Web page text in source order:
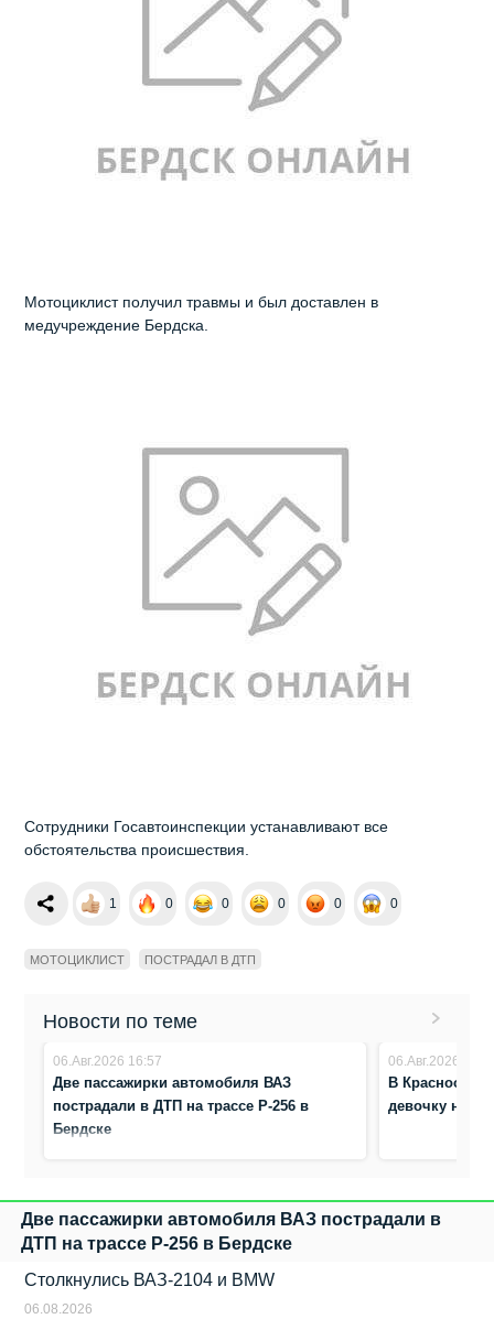
Мотоциклист получил травмы и был доставлен в
медучреждение Бердска.
Сотрудники Госавтоинспекции устанавливают все
обстоятельства происшествия.
1 0 0 0 0 0
МОТОЦИКЛИСТ ПОСТРАДАЛ В ДТП
Новости по теме
06.Авг.2026 16:57
Две пассажирки автомобиля ВАЗ
пострадали в ДТП на трассе Р-256 в
Бердске
06.Авг.2026 8:41
В
девочку на
Две пассажирки автомобиля ВАЗ пострадали в
ДТП на трассе Р-256 в Бердске
Столкнулись ВАЗ‑2104 и BMW
06.08.2026